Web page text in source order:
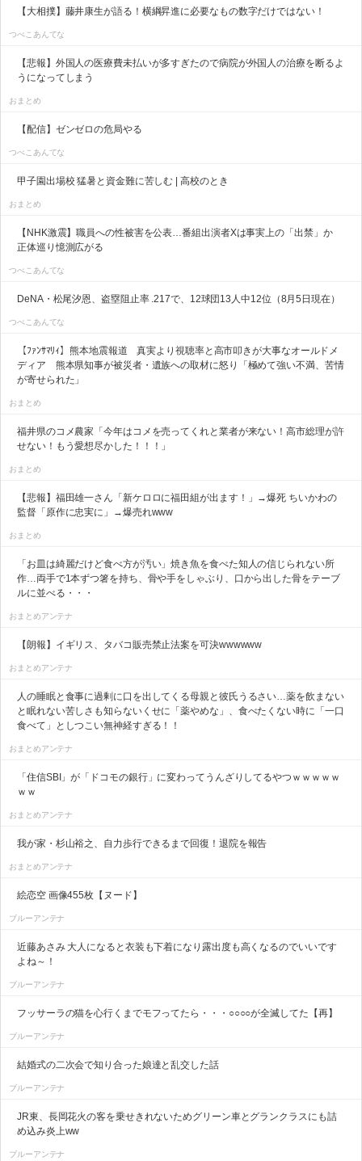
【大相撲】藤井康生が語る！横綱昇進に必要なもの数字だけではない！
つべこあんてな
【悲報】外国人の医療費未払いが多すぎたので病院が外国人の治療を断るよ
うになってしまう
おまとめ
【配信】ゼンゼロの危局やる
つべこあんてな
甲子園出場校 猛暑と資金難に苦しむ | 高校のとき
おまとめ
【NHK激震】職員への性被害を公表…番組出演者Xは事実上の「出禁」か
正体巡り憶測広がる
つべこあんてな
DeNA・松尾汐恩、盗塁阻止率 .217で、12球団13人中12位（8月5日現在）
つべこあんてな
【ﾌｧﾝｻﾏﾘｨ】熊本地震報道 真実より視聴率と高市叩きが大事なオールドメ
ディア 熊本県知事が被災者・遺族への取材に怒り「極めて強い不満、苦情
が寄せられた」
おまとめ
福井県のコメ農家「今年はコメを売ってくれと業者が来ない！高市総理が許
せない！もう愛想尽かした！！！」
おまとめ
【悲報】福田雄一さん「新ケロロに福田組が出ます！」→爆死 ちいかわの
監督「原作に忠実に」→爆売れwww
おまとめ
「お皿は綺麗だけど食べ方が汚い」焼き魚を食べた知人の信じられない所
作…両手で1本ずつ箸を持ち、骨や手をしゃぶり、口から出した骨をテーブ
ルに並べる・・・
おまとめアンテナ
【朗報】イギリス、タバコ販売禁止法案を可決wwwwww
おまとめアンテナ
人の睡眠と食事に過剰に口を出してくる母親と彼氏うるさい…薬を飲まない
と眠れない苦しさも知らないくせに「薬やめな」、食べたくない時に「一口
食べて」としつこい無神経すぎる！！
おまとめアンテナ
「住信SBI」が「ドコモの銀行」に変わってうんざりしてるやつｗｗｗｗｗ
ｗｗ
おまとめアンテナ
我が家・杉山裕之、自力歩行できるまで回復！退院を報告
おまとめアンテナ
絵恋空 画像455枚【ヌード】
ブルーアンテナ
近藤あさみ 大人になると衣装も下着になり露出度も高くなるのでいいです
よね～！
ブルーアンテナ
フッサーラの猫を心行くまでモフってたら・・・○○○○が全滅してた【再】
ブルーアンテナ
結婚式の二次会で知り合った娘達と乱交した話
ブルーアンテナ
JR東、長岡花火の客を乗せきれないためグリーン車とグランクラスにも詰
め込み炎上ww
ブルーアンテナ